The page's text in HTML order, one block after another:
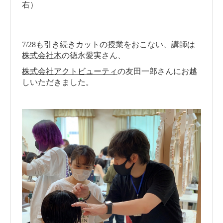
右）
7/28も引き続きカットの授業をおこない、講師は
株式会社木の徳永愛実さん、
株式会社アクトビューティの友田一郎さんにお越
しいただきました。